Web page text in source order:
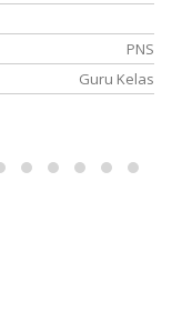
PNS
Guru Kelas